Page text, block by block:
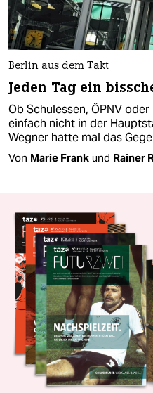
Berlin aus dem Takt
Jeden Tag ein
Ob Schulessen, ÖPNV
einfach nicht in der
Wegner hatte mal das
Von Marie Frank und Rainer